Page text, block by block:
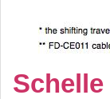
Schelle